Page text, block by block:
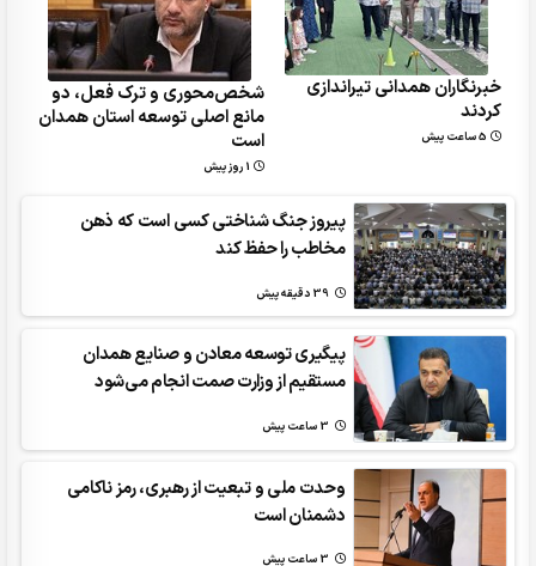
خبرنگاران همدانی تیراندازی
کردند
5 ساعت پیش
شخص‌محوری و ترک فعل، دو
مانع اصلی توسعه استان همدان
است
1 روز پیش
پیروز جنگ شناختی کسی است که ذهن
مخاطب را حفظ کند
پیگیری توسعه معادن و صنایع همدان
مستقیم از وزارت صمت انجام می‌شود
وحدت ملی و تبعیت از رهبری، رمز ناکامی
دشمنان است